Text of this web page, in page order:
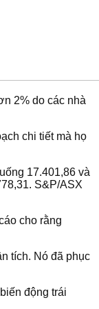
2% do các nhà
chi tiết mà họ
17.401,86 và
S&P/ASX
cho rằng
tích. Nó đã phục
động trái